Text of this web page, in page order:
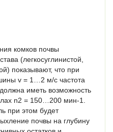
комков почвы
(легкосуглинистой,
показывают, что при
v = 1…2 м/с частота
иметь возможность
n2 = 150…200 мин‑1.
при этом будет
почвы на глубину